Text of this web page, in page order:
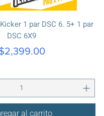
1 par DSC 6. 5+ 1 par
DSC 6X9